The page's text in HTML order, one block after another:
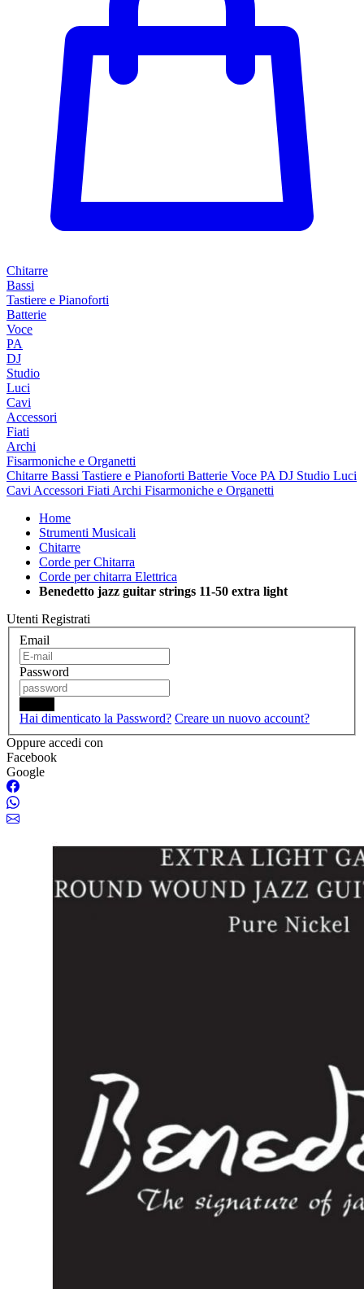
Chitarre
Bassi
Tastiere e Pianoforti
Batterie
Voce
PA
DJ
Studio
Luci
Cavi
Accessori
Fiati
Archi
Fisarmoniche e Organetti
Chitarre Bassi Tastiere e Pianoforti Batterie Voce PA DJ Studio Luci
Cavi Accessori Fiati Archi Fisarmoniche e Organetti
Home
Strumenti Musicali
Chitarre
Corde per Chitarra
Corde per chitarra Elettrica
Benedetto jazz guitar strings 11-50 extra light
Utenti Registrati
Email
Password
Hai dimenticato la Password? Creare un nuovo account?
Oppure accedi con
Facebook
Google